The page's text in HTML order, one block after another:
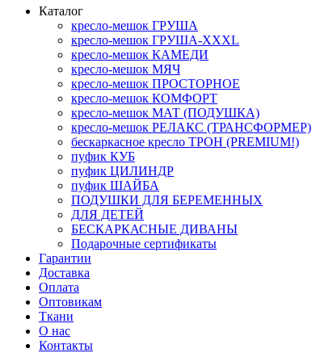
Каталог
кресло-мешок ГРУША
кресло-мешок ГРУША-XXXL
кресло-мешок КАМЕДИ
кресло-мешок МЯЧ
кресло-мешок ПРОСТОРНОЕ
кресло-мешок КОМФОРТ
кресло-мешок МАТ (ПОДУШКА)
кресло-мешок РЕЛАКС (ТРАНСФОРМЕР)
бескаркасное кресло ТРОН (PREMIUM!)
пуфик КУБ
пуфик ЦИЛИНДР
пуфик ШАЙБА
ПОДУШКИ ДЛЯ БЕРЕМЕННЫХ
ДЛЯ ДЕТЕЙ
БЕСКАРКАСНЫЕ ДИВАНЫ
Подарочные сертификаты
Гарантии
Доставка
Оплата
Оптовикам
Ткани
О нас
Контакты